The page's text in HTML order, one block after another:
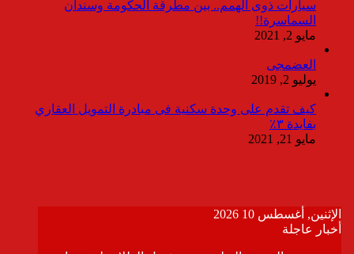
سيارات ذوى الهمم.. بين مطرقة الحكومة وسندان
السماسرة!!
مايو 2, 2021
العضمجى
يوليو 2, 2019
كيف تقدم على وحدة سكنية فى مبادرة التمويل العقاري
بفايدة ٣٪
مايو 21, 2021